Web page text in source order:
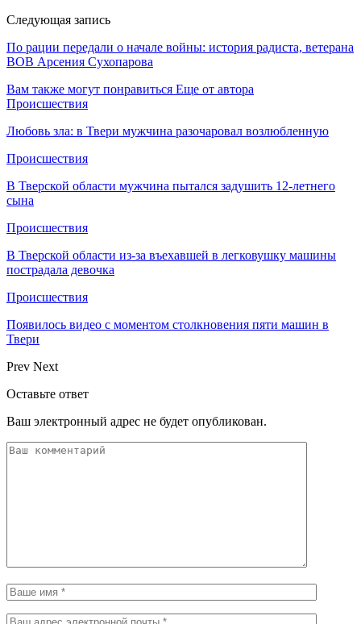
Следующая запись
По рации передали о начале войны: история радиста, ветерана
ВОВ Арсения Сухопарова
Вам также могут понравиться Еще от автора
Происшествия
Любовь зла: в Твери мужчина разочаровал возлюбленную
Происшествия
В Тверской области мужчина пытался задушить 12-летнего
сына
Происшествия
В Тверской области из-за въехавшей в легковушку машины
пострадала девочка
Происшествия
Появилось видео с моментом столкновения пяти машин в
Твери
Prev Next
Оставьте ответ
Ваш электронный адрес не будет опубликован.